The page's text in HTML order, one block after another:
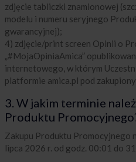
zdjęcie tabliczki znamionowej
modelu i numeru seryjnego
gwarancyjnej);
4) zdjęcie/print screen Opinii o
„#MojaOpiniaAmica”
internetowego, w którym
platformie amica.pl pod
3. W jakim terminie
Produktu
Zakupu Produktu Promocyjnego
lipca 2026 r. od godz. 00:01 do